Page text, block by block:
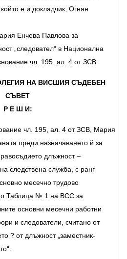
е и докладчик, Огнян
Енчева Павлова за
„следовател“ в Национална
чл. 195, ал. 4 от ЗСВ
НА ВИСШИЯ СЪДЕБЕН
СЪВЕТ
Р Е Ш И:
чл. 195, ал. 4 от ЗСВ, Мария
преди назначаването й за
длъжност –
следствена служба, с ранг
месечно трудово
Таблица № 1 на ВСС за
основни месечни работни
и следователи, считано от
? от длъжност „заместник-